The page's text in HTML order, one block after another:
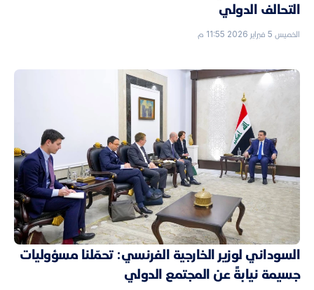
التحالف الدولي
الخميس 5 فبراير 2026 11:55 م
السوداني لوزير الخارجية الفرنسي: تحمّلنا مسؤوليات
جسيمة نيابةً عن المجتمع الدولي